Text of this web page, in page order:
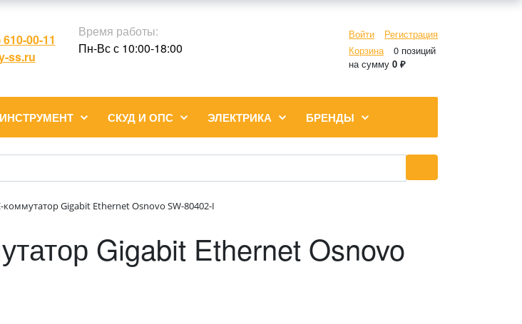
Войти
Регистрация
Корзина
0 позиций
на сумму 0 ₽
00-11
ss.ru
Время работы:
Пн-Вс с 10:00-18:00
ИНСТРУМЕНТ СКУД И ОПС ЭЛЕКТРИКА БРЕНДЫ
Gigabit Ethernet Osnovo SW-80402-I
Gigabit Ethernet Osnovo